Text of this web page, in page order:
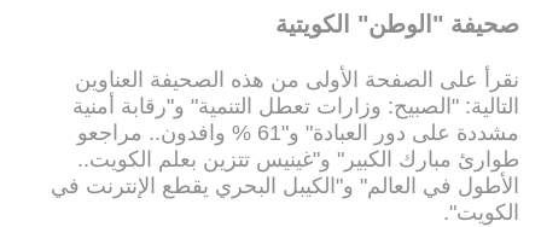
صحيفة "الوطن" الكويتية
نقرأ على الصفحة الأولى من هذه الصحيفة العناوين
التالية: "الصبيح: وزارات تعطل التنمية" و"رقابة أمنية
مشددة على دور العبادة" و"61 % وافدون.. مراجعو
طوارئ مبارك الكبير" و"غينيس تتزين بعلم الكويت..
الأطول في العالم" و"الكيبل البحري يقطع الإنترنت في
الكويت".